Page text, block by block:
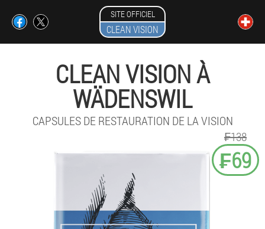
SITE OFFICIEL
CLEAN VISION
CLEAN VISION À
WÄDENSWIL
CAPSULES DE RESTAURATION DE LA VISION
₣138
₣69